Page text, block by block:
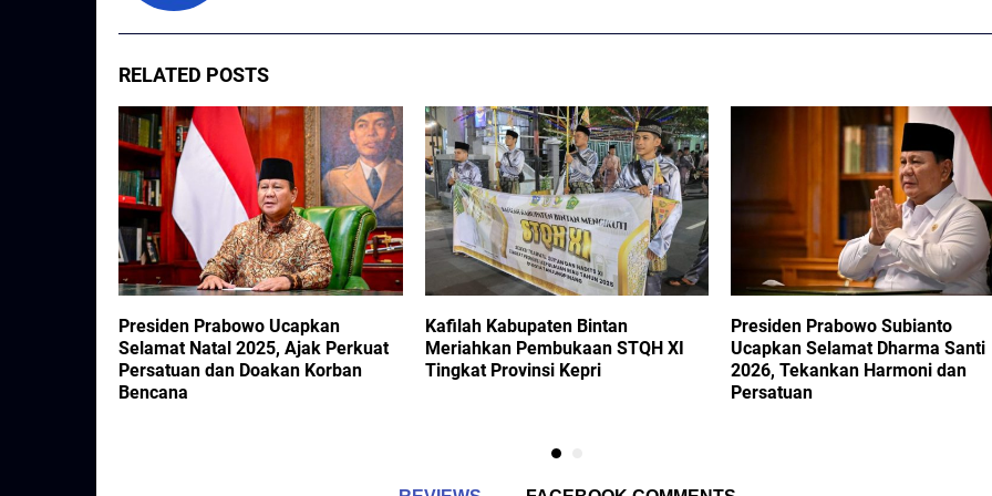
RELATED POSTS
Presiden Prabowo Ucapkan
Selamat Natal 2025, Ajak Perkuat
Persatuan dan Doakan Korban
Bencana
Kafilah Kabupaten Bintan
Meriahkan Pembukaan STQH XI
Tingkat Provinsi Kepri
Presiden Prabowo Subianto
Ucapkan Selamat Dharma Santi
2026, Tekankan Harmoni dan
Persatuan